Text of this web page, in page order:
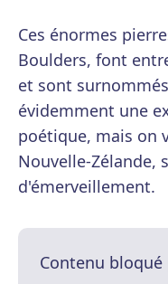
Ces énormes
Boulders, font
et sont
évidemment une
poétique, mais on
Nouvelle-Zélande,
d'émerveillement.
Contenu